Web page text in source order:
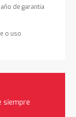
de garantía
o uso
siempre